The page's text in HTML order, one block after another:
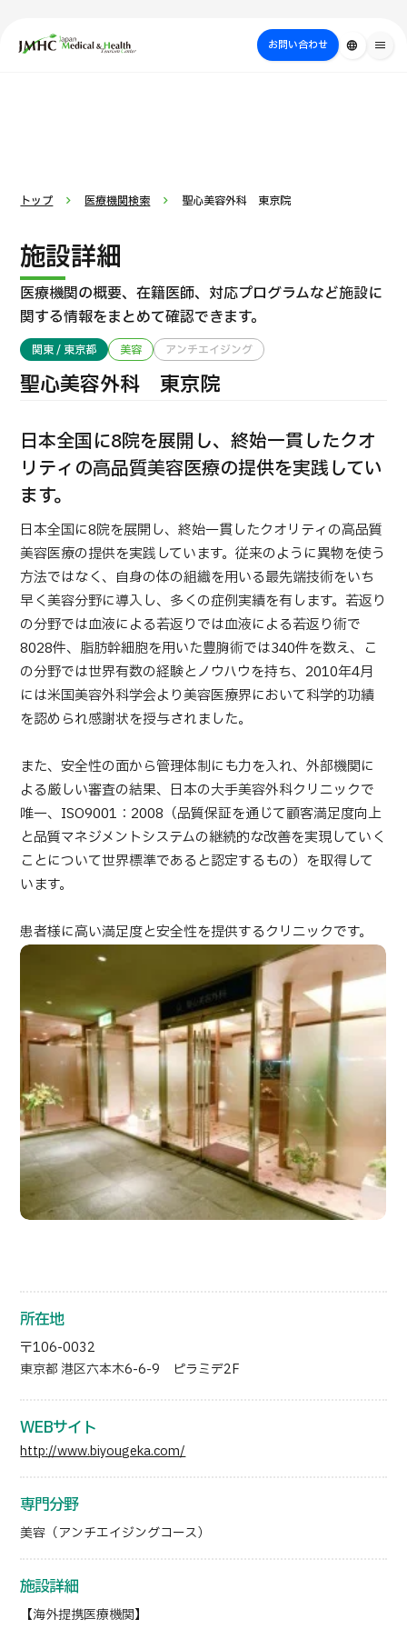
ジャパン・メディカル＆ヘルスツーリズムセンター（JMHC）
お問い合わせ language menu
TOP
JMHCについて
外国人受療者様へ
受診の流れ
医療プログラム検索
部位・疾病で探す
検査・術式・
治療方法で探す
美容医療を探す
コンテンツピックアップ
医療機関の方へ
運営会社
個人情報保護方針
ガイドラインポリシー
JTBのガバナンス
国際セカンドオピニオンパッケージ （湘南鎌倉総合病院）
2026.01.12
トップ 医療機関検索 聖心美容外科 東京院
施設詳細
医療機関の概要、在籍医師、対応プログラムなど施設に
関する情報をまとめて確認できます。
関東 / 東京都 美容 アンチエイジング
聖心美容外科 東京院
日本全国に8院を展開し、終始一貫したクオ
リティの高品質美容医療の提供を実践してい
ます。
日本全国に8院を展開し、終始一貫したクオリティの高品質
美容医療の提供を実践しています。従来のように異物を使う
方法ではなく、自身の体の組織を用いる最先端技術をいち
早く美容分野に導入し、多くの症例実績を有します。若返り
の分野では血液による若返りでは血液による若返り術で
8028件、脂肪幹細胞を用いた豊胸術では340件を数え、こ
の分野では世界有数の経験とノウハウを持ち、2010年4月
には米国美容外科学会より美容医療界において科学的功績
を認められ感謝状を授与されました。
また、安全性の面から管理体制にも力を入れ、外部機関に
よる厳しい審査の結果、日本の大手美容外科クリニックで
唯一、ISO9001：2008（品質保証を通じて顧客満足度向上
と品質マネジメントシステムの継続的な改善を実現していく
ことについて世界標準であると認定するもの）を取得して
います。
患者様に高い満足度と安全性を提供するクリニックです。
所在地
〒106-0032
東京都 港区六本木6-6-9 ピラミデ2F
WEBサイト
http://www.biyougeka.com/
専門分野
美容（アンチエイジングコース）
施設詳細
【海外提携医療機関】